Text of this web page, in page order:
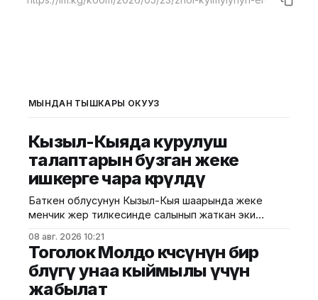
МЫНДАН ТЫШКАРЫ ОКУҢУЗ
Кызыл-Кыяда курулуш
талаптарын бузган жеке
ишкерге чара көрүлдү
Баткен облусунун Кызыл-Кыя шаарында жеке
менчик жер тилкесинде салынып жаткан эки
бузуулар аныкталды. Бул тууралуу Курулуш,
архитектура жана турак жай-коммуналдык чарба
министрлигинин басма сөз кызматы билдирди.
Маалыматка ылайык, Кулатов көчөсүндө жайгашкан
08 авг. 2026 10:21
Тоголок Молдо көчөсүнүн бир
бөлүгү унаа кыймылы үчүн
жабылат